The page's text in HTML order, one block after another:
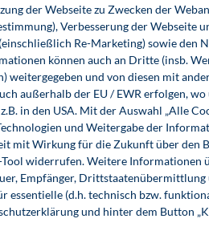
der Webseite zu Zwecken der
Verbesserung der Webseite
Re-Marketing) sowie den
können auch an Dritte (insb.
weitergegeben und von diesen mit
außerhalb der EU / EWR erfolgen,
in den USA. Mit der Auswahl „Alle
und Weitergabe der
mit Wirkung für die Zukunft über den
widerrufen. Weitere Informationen
Empfänger,
(d.h. technisch bzw.
und hinter dem Button